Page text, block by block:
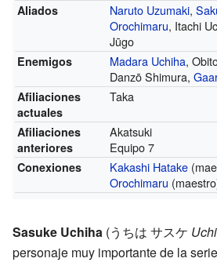
Aliados Naruto Uzumaki,
Orochimaru, Itachi
Jūgo
Enemigos Madara Uchiha,
Danzō Shimura,
Afiliaciones
actuales
Taka
Afiliaciones
anteriores
Akatsuki
Equipo 7
Conexiones Kakashi Hatake
Orochimaru
Sasuke Uchiha (うちは サスケ
personaje muy importante de la